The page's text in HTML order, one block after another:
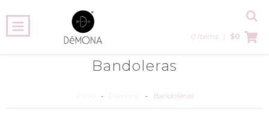
0 Items | $0
Bandoleras
- - Bandoleras